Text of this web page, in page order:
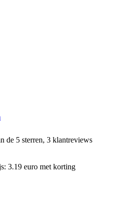
de 5 sterren, 3 klantreviews
3.19 euro met korting